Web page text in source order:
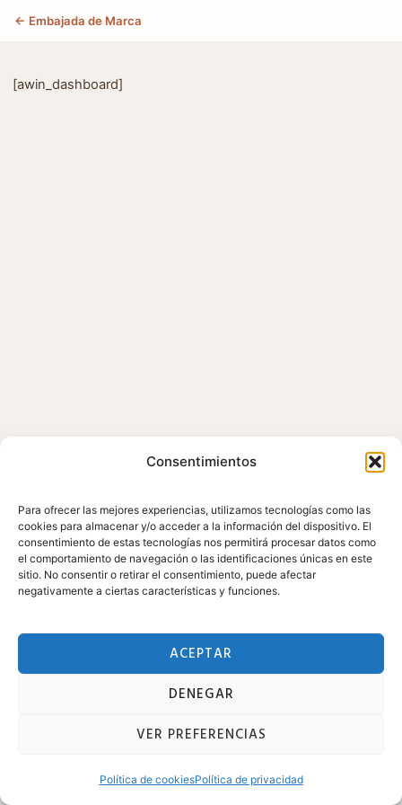
Consentimientos
Para ofrecer las mejores experiencias, utilizamos tecnologías como las
cookies para almacenar y/o acceder a la información del dispositivo. El
consentimiento de estas tecnologías nos permitirá procesar datos como
el comportamiento de navegación o las identificaciones únicas en este
sitio. No consentir o retirar el consentimiento, puede afectar
negativamente a ciertas características y funciones.
ACEPTAR
DENEGAR
VER PREFERENCIAS
Política de cookiesPolítica de privacidad
← Embajada de Marca
[awin_dashboard]